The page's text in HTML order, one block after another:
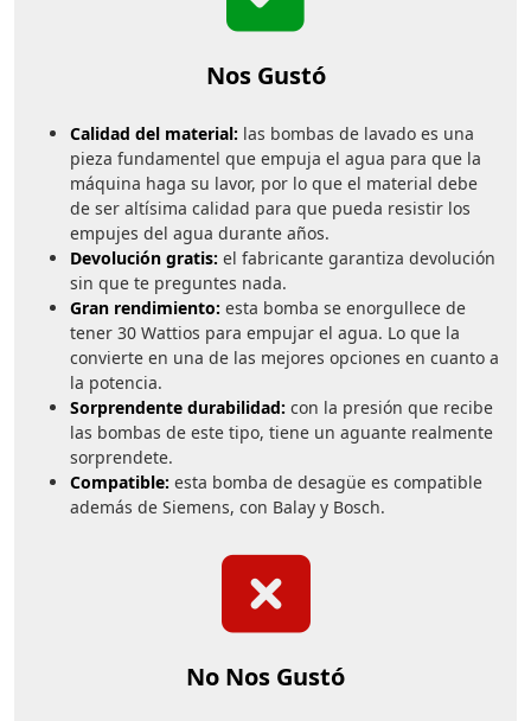
Nos Gustó
Calidad del material: las bombas de lavado es una
pieza fundamentel que empuja el agua para que la
máquina haga su lavor, por lo que el material debe
de ser altísima calidad para que pueda resistir los
empujes del agua durante años.
Devolución gratis: el fabricante garantiza devolución
sin que te preguntes nada.
Gran rendimiento: esta bomba se enorgullece de
tener 30 Wattios para empujar el agua. Lo que la
convierte en una de las mejores opciones en cuanto a
la potencia.
Sorprendente durabilidad: con la presión que recibe
las bombas de este tipo, tiene un aguante realmente
sorprendete.
Compatible: esta bomba de desagüe es compatible
además de Siemens, con Balay y Bosch.
No
No Nos Gustó